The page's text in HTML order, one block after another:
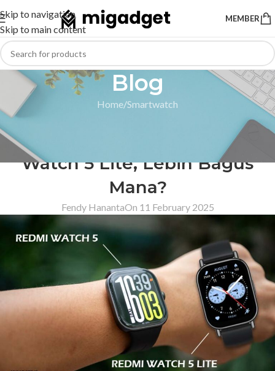
Skip to navigation
Skip to main content
MEMBER
Blog
Home Smartwatch
Redmi Watch 5 vs Redmi
Watch 5 Lite, Lebih Bagus
Mana?
Fendy HanantaOn 11 February 2025